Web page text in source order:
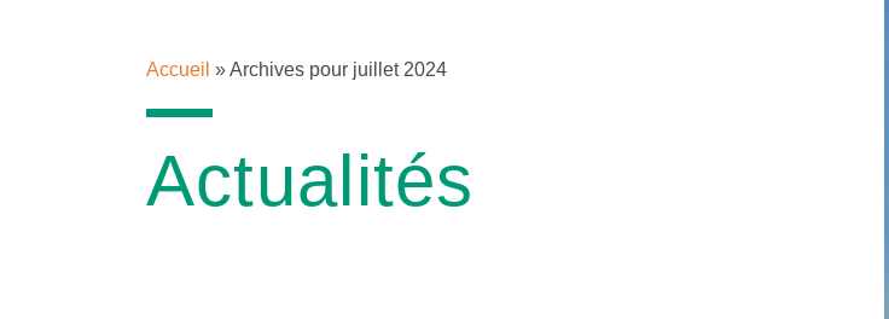
Accueil »Archives pour juillet 2024
Actualités